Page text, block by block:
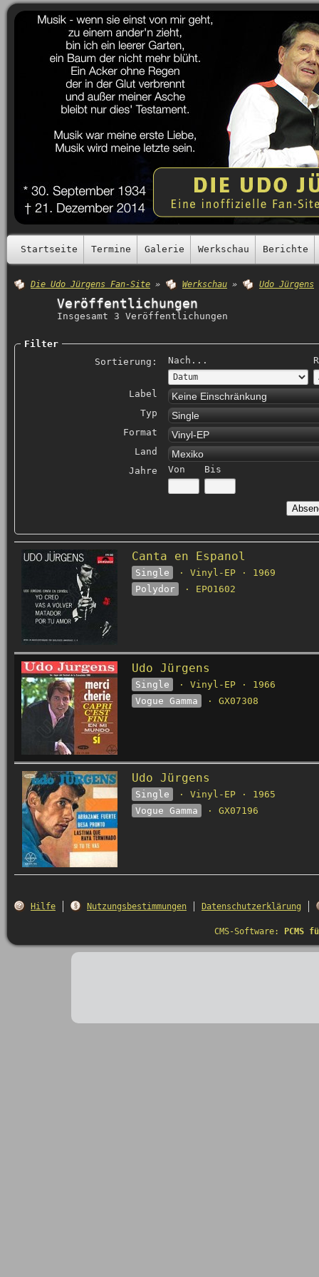
Startseite Termine Galerie Werkschau Berichte
Die Udo Jürgens Fan-Site » Werkschau » Udo Jürgens
Veröffentlichungen
Insgesamt 3 Veröffentlichungen
Filter
Sortierung:
Nach...
Label Keine Einschränkung
Typ Single
Format Vinyl-EP
Land Mexiko
Jahre Von Bis
Canta en Espanol
Single
· Vinyl-EP · 1969
Polydor
· EPO1602
Udo Jürgens
Single
· Vinyl-EP · 1966
Vogue Gamma
· GX07308
Udo Jürgens
Single
· Vinyl-EP · 1965
Vogue Gamma
· GX07196
Hilfe Nutzungsbestimmungen Datenschutzerklärung
CMS-Software: PCMS